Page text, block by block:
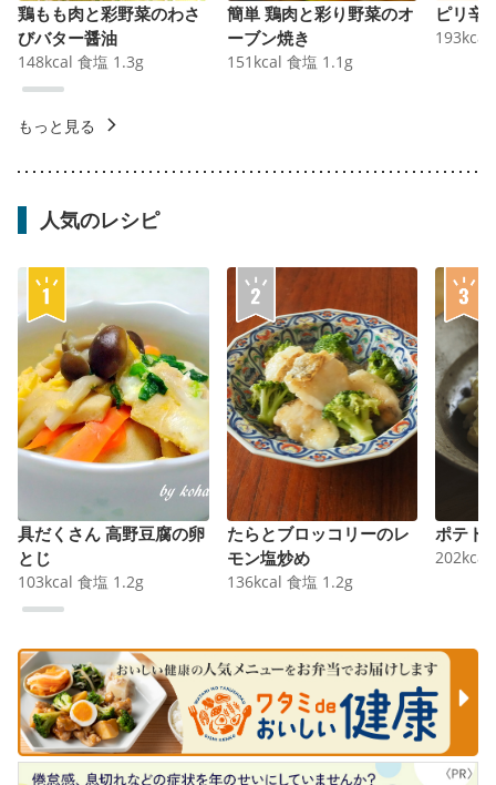
鶏もも肉と彩野菜のわさ
びバター醤油
148kcal 食塩 1.3g
簡単 鶏肉と彩り野菜のオ
ーブン焼き
151 kcal 食塩 1.1 g
ピリ辛
193kcal
もっと見る
人気のレシピ
具だくさん 高野豆腐の卵
とじ
103kcal 食塩 1.2g
たらとブロッコリーのレ
モン塩炒め
136kcal 食塩 1.2g
ポテト
202kcal